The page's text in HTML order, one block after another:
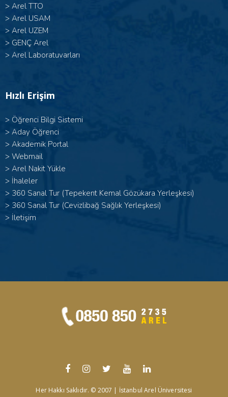
> Arel TTO
> Arel USAM
> Arel UZEM
> GENÇ Arel
> Arel Laboratuvarları
Hızlı Erişim
> Öğrenci Bilgi Sistemi
> Aday Öğrenci
> Akademik Portal
> Webmail
> Arel Nakit Yükle
> İhaleler
> 360 Sanal Tur (Tepekent Kemal Gözükara Yerleşkesi)
> 360 Sanal Tur (Cevizlibağ Sağlık Yerleşkesi)
> İletişim
Her Hakkı Saklıdır. © 2007 | İstanbul Arel Üniversitesi